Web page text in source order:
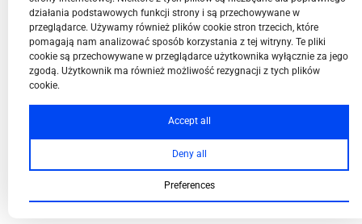
BPN-T Area
BPN-T Offer
działania podstawowych funkcji strony i są przechowywane w
przeglądarce. Używamy również plików cookie stron trzecich, które
pomagają nam analizować sposób korzystania z tej witryny. Te pliki
cookie są przechowywane w przeglądarce użytkownika wyłącznie za jego
zgodą. Użytkownik ma również możliwość rezygnacji z tych plików
cookie.
Accept all
Deny all
Preferences